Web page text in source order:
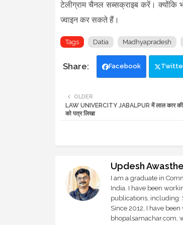
टेलीग्राम चैनल सब्सक्राइब करें। क्योंकि
ज्वाइन कर सकते हैं।
Tags Datia Madhyapradesh
Facebook
OLDER
LAW UNIVERCITY JABALPUR में लाल कार की
को पत्र लिखा
Updesh
I am a graduate in
India. I have been
publications, including:
Since 2012, I have
bhopalsamachar.com,